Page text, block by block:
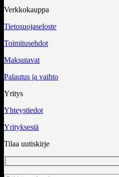
Verkkokauppa
Tietosuojaseloste
Toimitusehdot
Maksutavat
Palautus ja vaihto
Yritys
Yhteystiedot
Yrityksestä
Tilaa uutiskirje